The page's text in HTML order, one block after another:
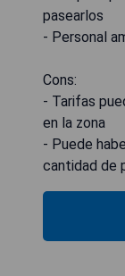
pasearlos
- Personal
Cons:
- Tarifas
en la zona
- Puede
cantidad de